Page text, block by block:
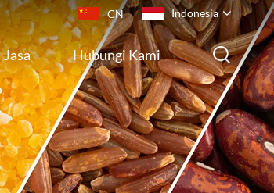
CN Indonesia
English
français
русский
español
Jasa Hubungi Kami